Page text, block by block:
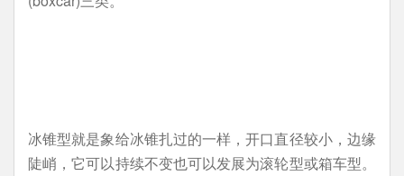
冰锥型就是象给冰锥扎过的一样，开口直径较小，边缘
陡峭，它可以持续不变也可以发展为滚轮型或箱车型。